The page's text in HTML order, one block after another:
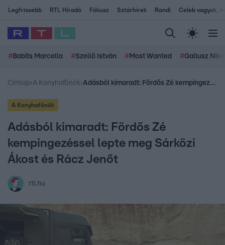
Legfrissebb RTL Híradó Fókusz Sztárhírek Randi Celeb vagyok,
# Babits Marcella #Szellő István # Most Wanted #Gallusz
Címlap›A Konyhafőnök› Adásból kimaradt: Fördős Zé kempingezéssel lepte meg Sárközi Ákost és Rácz Jenőt
A Konyhafőnök
Adásból kimaradt: Fördős Zé
kempingezéssel lepte meg Sárközi
Ákost és Rácz Jenőt
rtl.hu